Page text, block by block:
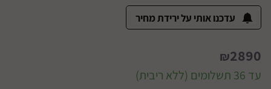
עדכנו אותי על ירידת מחיר
₪2890
עד 36 תשלומים (ללא ריבית)